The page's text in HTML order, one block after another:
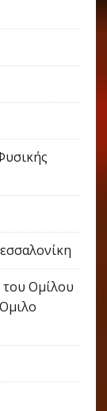
του Ομίλου